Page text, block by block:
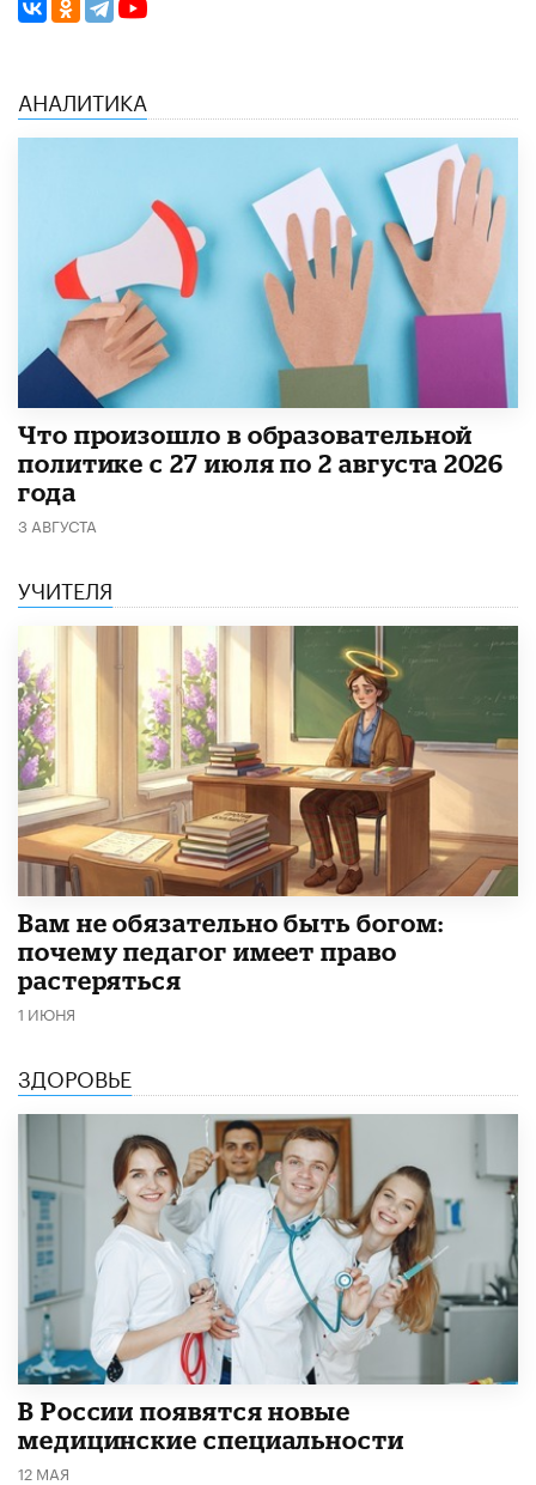
АНАЛИТИКА
​Что произошло в образовательной
политике с 27 июля по 2 августа 2026
года
3 АВГУСТА
УЧИТЕЛЯ
​Вам не обязательно быть богом:
почему педагог имеет право
растеряться
1 ИЮНЯ
ЗДОРОВЬЕ
В России появятся новые
медицинские специальности
12 МАЯ